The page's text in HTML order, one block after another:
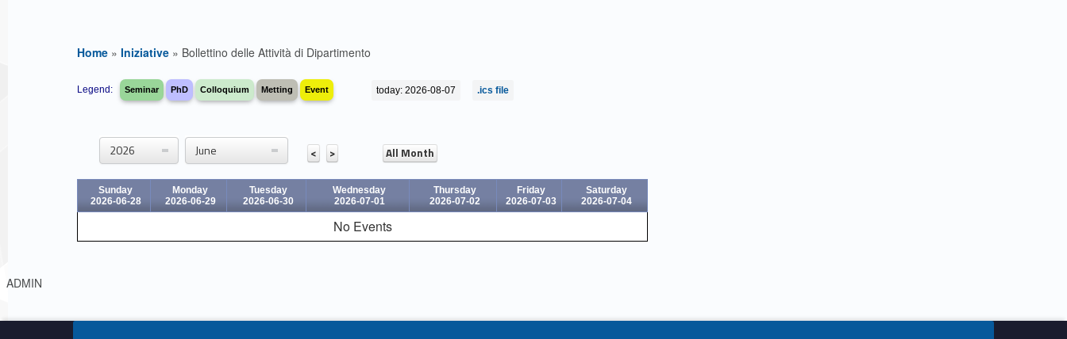
Home » Iniziative » Bollettino delle Attività di Dipartimento
B
l
e
Legend: Seminar PhD Colloquium Metting Event today: 2026-08-07 .ics file
2026 June < > All Month
Sunday
2026-06-28
Monday
2026-06-29
Tuesday
2026-06-30
Wednesday
2026-07-01
Thursday
2026-07-02
Friday
2026-07-03
Saturday
2026-07-04
No Events
ADMIN
Skip back to navigation